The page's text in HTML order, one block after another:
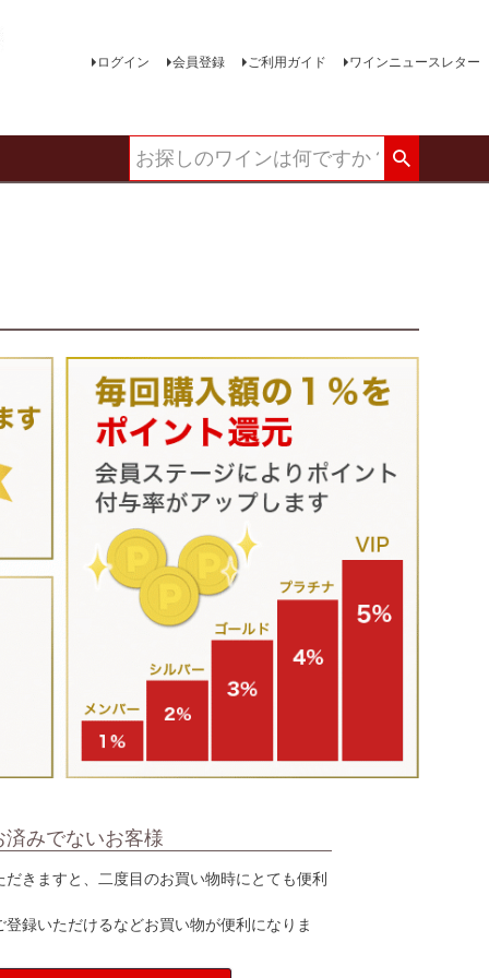
ログイン 会員登録 ご利用ガイド ワインニュースレター
みでないお客様
だきますと、二度目のお買い物時にとても便利
録いただけるなどお買い物が便利になりま